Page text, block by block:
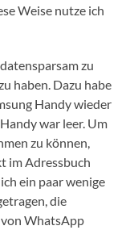
Weise nutze ich
zu
haben. Dazu habe
Handy wieder
war leer. Um
zu können,
im Adressbuch
ein paar wenige
die
WhatsApp